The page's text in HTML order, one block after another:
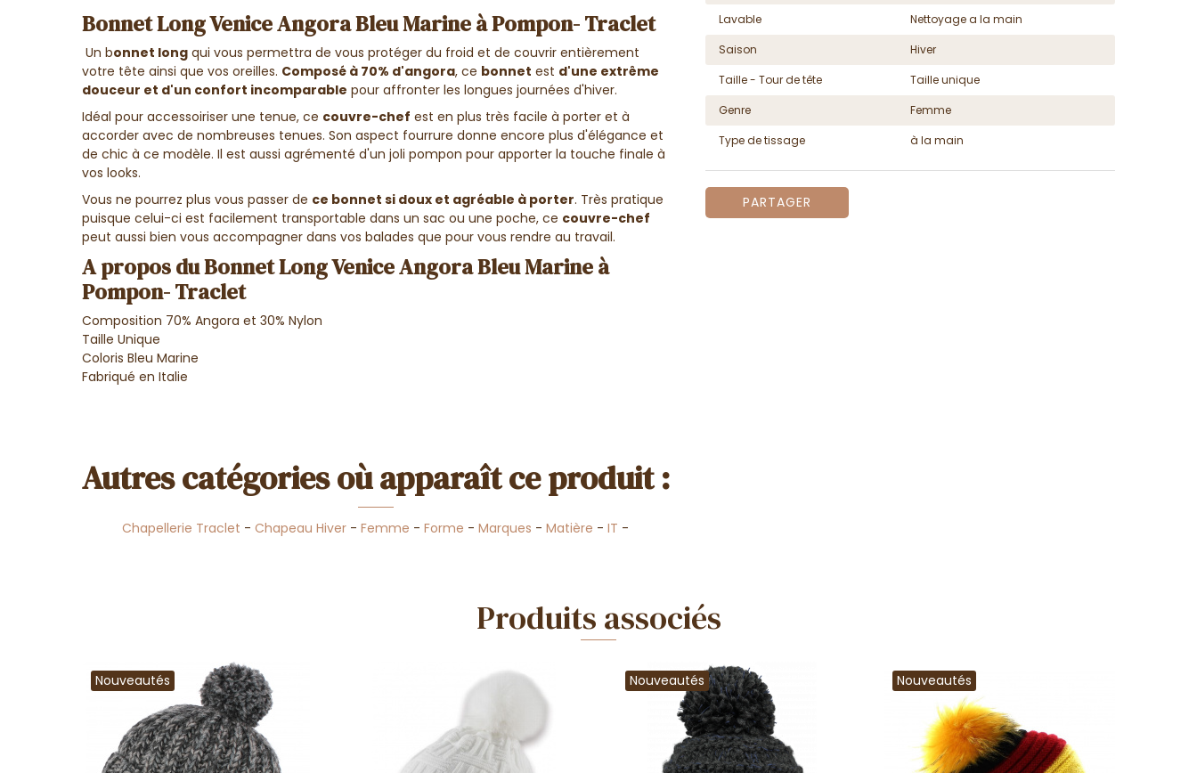
Bonnet Long Venice Angora Bleu Marine à Pompon- Traclet
Un bonnet long qui vous permettra de vous protéger du froid et de couvrir entièrement
votre tête ainsi que vos oreilles. Composé à 70% d'angora, ce bonnet est d'une extrême
douceur et d'un confort incomparable pour affronter les longues journées d'hiver.
Idéal pour accessoiriser une tenue, ce couvre-chef est en plus très facile à porter et à
accorder avec de nombreuses tenues. Son aspect fourrure donne encore plus d'élégance et
de chic à ce modèle. Il est aussi agrémenté d'un joli pompon pour apporter la touche finale à
vos looks.
Vous ne pourrez plus vous passer de ce bonnet si doux et agréable à porter. Très pratique
puisque celui-ci est facilement transportable dans un sac ou une poche, ce couvre-chef
peut aussi bien vous accompagner dans vos balades que pour vous rendre au travail.
A propos du Bonnet Long Venice Angora Bleu Marine à
Pompon- Traclet
Composition 70% Angora et 30% Nylon
Taille Unique
Coloris Bleu Marine
Fabriqué en Italie
Autres catégories où apparaît ce produit :
Chapellerie Traclet -Chapeau Hiver -Femme -Forme -Marques -Matière -IT -
Lavable
Nettoyage a la main
Saison
Hiver
Taille - Tour de tête
Taille unique
Genre
Femme
Type de tissage
à la main
PARTAGER
Produits associés
Nouveautés Nouveautés Nouveautés